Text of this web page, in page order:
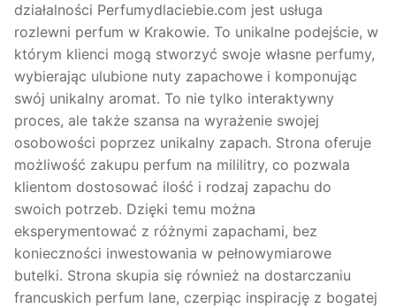
działalności Perfumydlaciebie.com jest usługa
rozlewni perfum w Krakowie. To unikalne podejście, w
którym klienci mogą stworzyć swoje własne perfumy,
wybierając ulubione nuty zapachowe i komponując
swój unikalny aromat. To nie tylko interaktywny
proces, ale także szansa na wyrażenie swojej
osobowości poprzez unikalny zapach. Strona oferuje
możliwość zakupu perfum na mililitry, co pozwala
klientom dostosować ilość i rodzaj zapachu do
swoich potrzeb. Dzięki temu można
eksperymentować z różnymi zapachami, bez
konieczności inwestowania w pełnowymiarowe
butelki. Strona skupia się również na dostarczaniu
francuskich perfum lane, czerpiąc inspirację z bogatej